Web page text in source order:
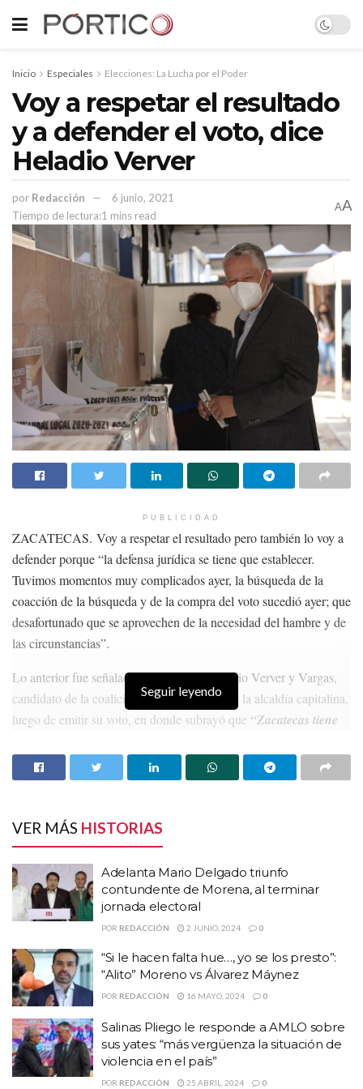
Inicio Especiales Elecciones: La Lucha por el Poder
Voy a respetar el resultado
y a defender el voto, dice
Heladio Verver
por Redacción
6 junio, 2021
Tiempo de lectura:1 mins read
AA
PUBLICIDAD
ZACATECAS. Voy a respetar el resultado pero también lo voy a
defender porque “la defensa jurídica se tiene que establecer.
Tuvimos momentos muy complicados ayer, la búsqueda de la
coacción de la búsqueda y de la compra del voto sucedió ayer; que
desafortunado que se aprovechen de la necesidad del hambre y de
las circunstancias”.
Lo anterior fue señalado por el doctor Heladio Verver y Vargas,
candidato de la coalición Va por Zacatecas a la alcaldía capitalina,
luego de emitir su voto, en donde subrayó que “Zacatecas tiene
no debe ser el elemento”.
“Si le hacen falta hue…, yo se los presto”: “Alito”
Moreno vs Álvarez Máynez
Salinas Pliego le responde a AMLO sobre sus
en el país”
El candidato de la coalición que conforman PRI, PAN, PRD,
destacó que van a defender el voto, por lo que todas casillas tienen
representantes al 100% de los partidos coaligados en Va por
Zacatecas, y que tienen su equipo de abogados y todo listo.
Seguir leyendo
VER MÁS HISTORIAS
Adelanta Mario Delgado triunfo
contundente de Morena, al terminar
jornada electoral
POR REDACCIÓN 2 JUNIO, 2024 0
“Si le hacen falta hue…, yo se los presto”:
“Alito” Moreno vs Álvarez Máynez
POR REDACCIÓN 16 MAYO, 2024 0
Salinas Pliego le responde a AMLO sobre
sus yates: “más vergüenza la situación de
violencia en el país”
POR REDACCIÓN 25 ABRIL, 2024 0